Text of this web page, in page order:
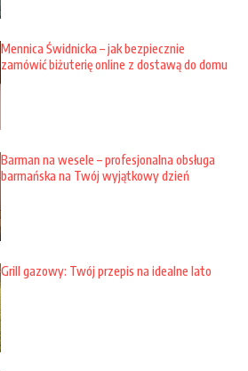
Mennica Świdnicka – jak bezpiecznie
zamówić biżuterię online z dostawą do domu
Barman na wesele – profesjonalna obsługa
barmańska na Twój wyjątkowy dzień
Grill gazowy: Twój przepis na idealne lato